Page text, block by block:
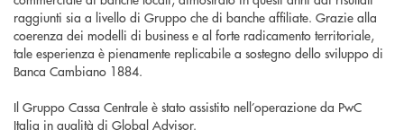
raggiunti sia a livello di Gruppo che di banche affiliate. Grazie alla
coerenza dei modelli di business e al forte radicamento territoriale,
tale esperienza è pienamente replicabile a sostegno dello sviluppo di
Banca Cambiano 1884.
Il Gruppo Cassa Centrale è stato assistito nell’operazione da PwC
Italia in qualità di Global Advisor.